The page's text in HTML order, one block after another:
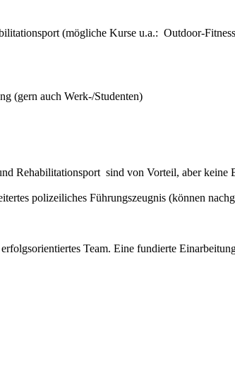
(mögliche Kurse u.a.: Outdoor-
(gern auch Werk-/Studenten)
Rehabilitationsport sind von Vorteil, aber keine
polizeiliches Führungszeugnis (können
Team. Eine fundierte